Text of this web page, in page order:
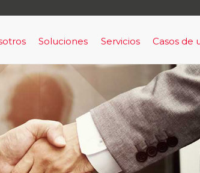
Soluciones
Acceso y Señalización
Alarma de Prevención y Evacuación
Alerta de Intrusión armada
Bigdata aplicada & machine learning
Servicios
Capital Humano
Servicios de
Casos de
Alarma
Portal